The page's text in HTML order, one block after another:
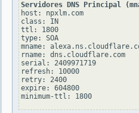
Servidores DNS Principal
host: npxlm.com
class: IN
ttl: 1800
type: SOA
mname:
rname: dns.cloudflare.com
serial: 2409971719
refresh: 10000
retry: 2400
expire: 604800